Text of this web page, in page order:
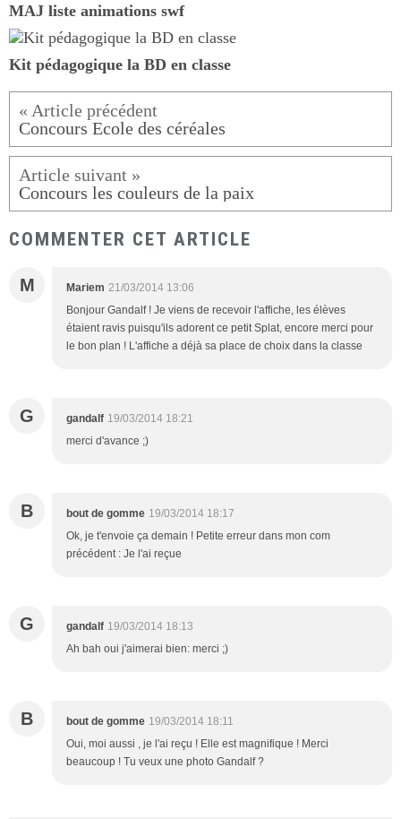
MAJ liste animations swf
Kit pédagogique la BD en classe
Concours Ecole des céréales
Concours les couleurs de la paix
COMMENTER CET ARTICLE
M Mariem 21/03/2014 13:06
Bonjour Gandalf ! Je viens de recevoir l'affiche, les élèves
étaient ravis puisqu'ils adorent ce petit Splat, encore merci pour
le bon plan ! L'affiche a déjà sa place de choix dans la classe
G gandalf 19/03/2014 18:21
merci d'avance ;)
B bout de gomme 19/03/2014 18:17
Ok, je t'envoie ça demain ! Petite erreur dans mon com
précédent : Je l'ai reçue
G gandalf 19/03/2014 18:13
Ah bah oui j'aimerai bien: merci ;)
B bout de gomme 19/03/2014 18:11
Oui, moi aussi , je l'ai reçu ! Elle est magnifique ! Merci
beaucoup ! Tu veux une photo Gandalf ?